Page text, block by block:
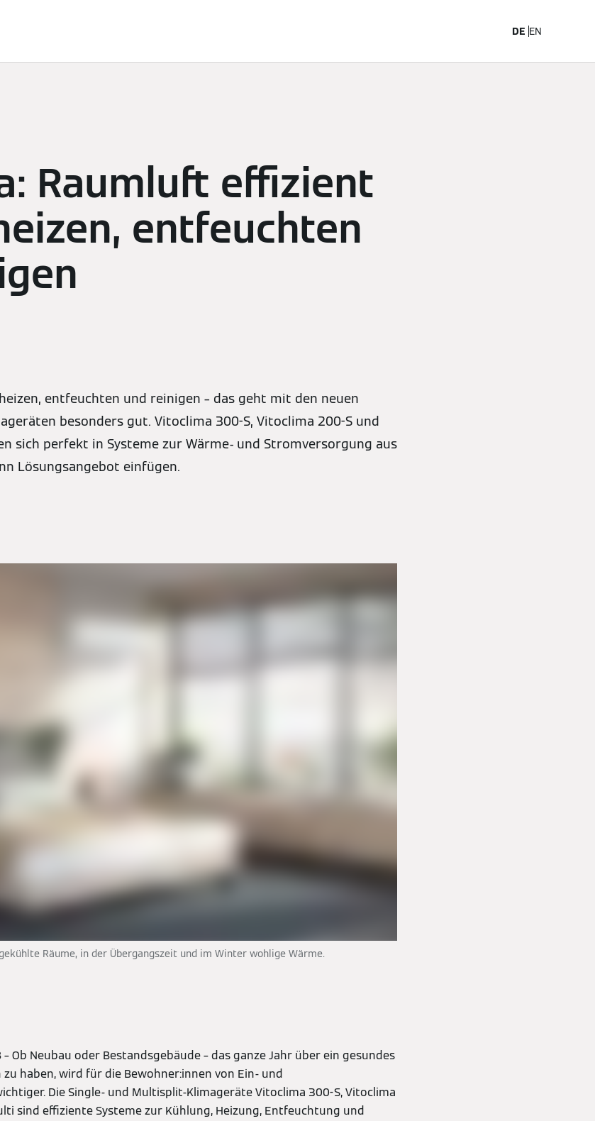
DE EN
Raumluft effizient
entfeuchten
entfeuchten und reinigen – das geht mit den neuen
besonders gut. Vitoclima 300-S, Vitoclima 200-S und
sich perfekt in Systeme zur Wärme- und Stromversorgung aus
Lösungsangebot einfügen.
Räume, in der Übergangszeit und im Winter wohlige Wärme.
– Ob Neubau oder Bestandsgebäude – das ganze Jahr über ein gesundes
haben, wird für die Bewohner:innen von Ein- und
Die Single- und Multisplit-Klimageräte Vitoclima 300-S, Vitoclima
sind effiziente Systeme zur Kühlung, Heizung, Entfeuchtung und